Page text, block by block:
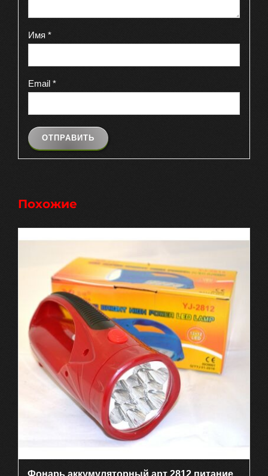
Имя *
Email *
Похожие
Фонарь аккумуляторный арт 2812 питание